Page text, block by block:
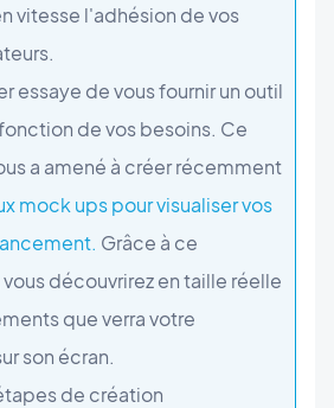
vitesse l'adhésion de vos
essaye de vous fournir un outil
de vos besoins. Ce
a amené à créer récemment
mock ups pour visualiser vos
Grâce à ce
découvrirez en taille réelle
que verra votre
son écran.
de création